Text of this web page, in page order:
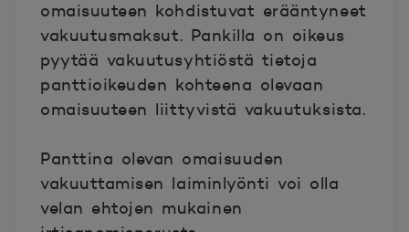
omaisuuteen kohdistuvat erääntyneet
vakuutusmaksut. Pankilla on oikeus
pyytää vakuutusyhtiöstä tietoja
panttioikeuden kohteena olevaan
omaisuuteen liittyvistä vakuutuksista.
Panttina olevan omaisuuden
vakuuttamisen laiminlyönti voi olla
velan ehtojen mukainen